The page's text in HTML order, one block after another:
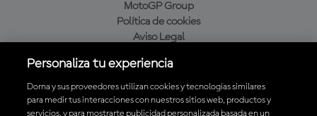
MotoGP Group
Política de cookies
Aviso Legal
Política de compra
Personaliza tu experiencia
Dorna y sus proveedores utilizan cookies y tecnologías similares
para medir tus interacciones con nuestros sitios web, productos y
servicios, y para mostrarte publicidad personalizada basada en un